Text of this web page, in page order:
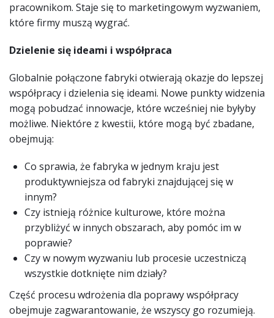
pracownikom. Staje się to marketingowym wyzwaniem,
które firmy muszą wygrać.
Dzielenie się ideami i współpraca
Globalnie połączone fabryki otwierają okazje do lepszej
współpracy i dzielenia się ideami. Nowe punkty widzenia
mogą pobudzać innowacje, które wcześniej nie byłyby
możliwe. Niektóre z kwestii, które mogą być zbadane,
obejmują:
Co sprawia, że fabryka w jednym kraju jest
produktywniejsza od fabryki znajdującej się w
innym?
Czy istnieją różnice kulturowe, które można
przybliżyć w innych obszarach, aby pomóc im w
poprawie?
Czy w nowym wyzwaniu lub procesie uczestniczą
wszystkie dotknięte nim działy?
Część procesu wdrożenia dla poprawy współpracy
obejmuje zagwarantowanie, że wszyscy go rozumieją.